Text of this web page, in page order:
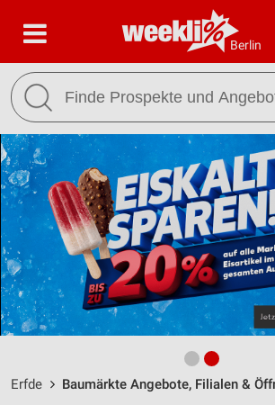
Berlin
Erfde Baumärkte Angebote, Filialen &